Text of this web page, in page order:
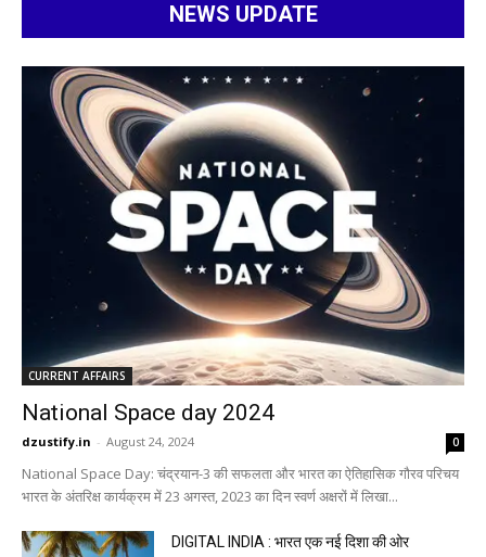
NEWS UPDATE
CURRENT AFFAIRS
National Space day 2024
dzustify.in - August 24, 2024 0
National Space Day: चंद्रयान-3 की सफलता और भारत का ऐतिहासिक गौरव परिचय
भारत के अंतरिक्ष कार्यक्रम में 23 अगस्त, 2023 का दिन स्वर्ण अक्षरों में लिखा...
DIGITAL INDIA : भारत एक नई दिशा की ओर